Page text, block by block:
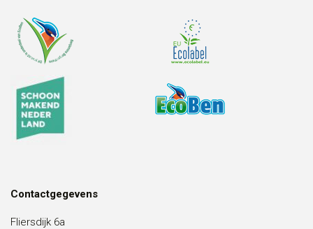
Contactgegevens
Fliersdijk 6a